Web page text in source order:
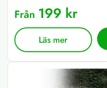
Från 199 kr
Läs mer